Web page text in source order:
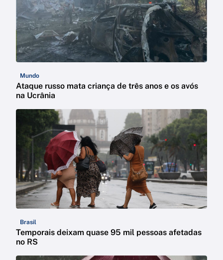
Mundo
Ataque russo mata criança de três anos e os avós
na Ucrânia
Brasil
Temporais deixam quase 95 mil pessoas afetadas
no RS